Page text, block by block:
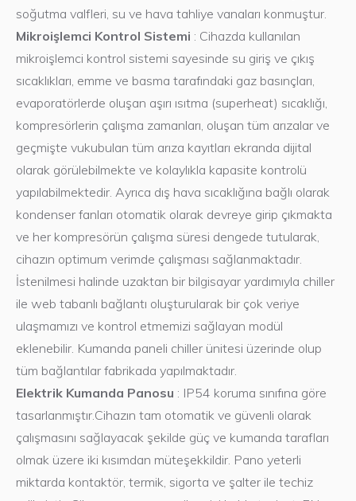
soğutma valfleri, su ve hava tahliye vanaları konmuştur.
Mikroişlemci Kontrol Sistemi : Cihazda kullanılan
mikroişlemci kontrol sistemi sayesinde su giriş ve çıkış
sıcaklıkları, emme ve basma tarafındaki gaz basınçları,
evaporatörlerde oluşan aşırı ısıtma (superheat) sıcaklığı,
kompresörlerin çalışma zamanları, oluşan tüm arızalar ve
geçmişte vukubulan tüm arıza kayıtları ekranda dijital
olarak görülebilmekte ve kolaylıkla kapasite kontrolü
yapılabilmektedir. Ayrıca dış hava sıcaklığına bağlı olarak
kondenser fanları otomatik olarak devreye girip çıkmakta
ve her kompresörün çalışma süresi dengede tutularak,
cihazın optimum verimde çalışması sağlanmaktadır.
İstenilmesi halinde uzaktan bir bilgisayar yardımıyla chiller
ile web tabanlı bağlantı oluşturularak bir çok veriye
ulaşmamızı ve kontrol etmemizi sağlayan modül
eklenebilir. Kumanda paneli chiller ünitesi üzerinde olup
tüm bağlantılar fabrikada yapılmaktadır.
Elektrik Kumanda Panosu : IP54 koruma sınıfına göre
tasarlanmıştır.Cihazın tam otomatik ve güvenli olarak
çalışmasını sağlayacak şekilde güç ve kumanda tarafları
olmak üzere iki kısımdan müteşekkildir. Pano yeterli
miktarda kontaktör, termik, sigorta ve şalter ile techiz
Endüstriyel
her işi bir referans olarak
müşteri memnuniyetini ve
kalitesini ön planda tutan
teknolojik gelişmeleri
takip etmekte, kalite